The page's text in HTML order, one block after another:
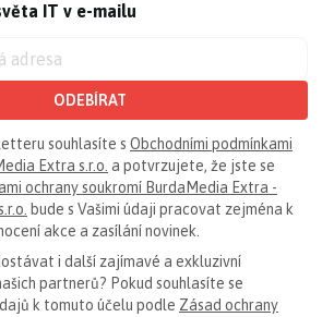
IT v e-mailu
ODEBÍRAT
souhlasíte s Obchodními podmínkami
Extra s.r.o. a potvrzujete, že jste se
ochrany soukromí BurdaMedia Extra -
bude s Vašimi údaji pracovat zejména k
akce a zasílání novinek.
i další zajímavé a exkluzivní
partnerů? Pokud souhlasíte se
k tomuto účelu podle Zásad ochrany